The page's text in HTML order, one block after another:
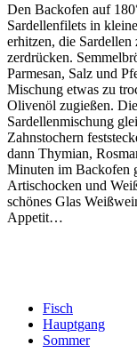
Den Backofen auf
Sardellenfilets in
erhitzen, die
zerdrücken.
Parmesan, Salz und
Mischung etwas zu
Olivenöl zugießen.
Sardellenmischung
Zahnstochern
dann Thymian,
Minuten im Backofen
Artischocken und
schönes Glas
Appetit…
Fisch
Hauptgang
Sommer